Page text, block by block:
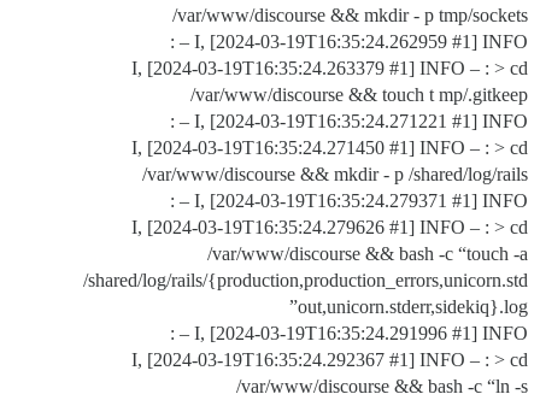
/var/www/discourse && mkdir - p tmp/sockets
I, [2024-03-19T16:35:24.262959 #1] INFO – :
I, [2024-03-19T16:35:24.263379 #1] INFO – : > cd
/var/www/discourse && touch t mp/.gitkeep
I, [2024-03-19T16:35:24.271221 #1] INFO – :
I, [2024-03-19T16:35:24.271450 #1] INFO – : > cd
/var/www/discourse && mkdir - p /shared/log/rails
I, [2024-03-19T16:35:24.279371 #1] INFO – :
I, [2024-03-19T16:35:24.279626 #1] INFO – : > cd
/var/www/discourse && bash -c “touch -a
/shared/log/rails/{production,production_errors,unicorn.std
out,unicorn.stderr,sidekiq}.log”
I, [2024-03-19T16:35:24.291996 #1] INFO – :
I, [2024-03-19T16:35:24.292367 #1] INFO – : > cd
/var/www/discourse && bash -c “ln -s